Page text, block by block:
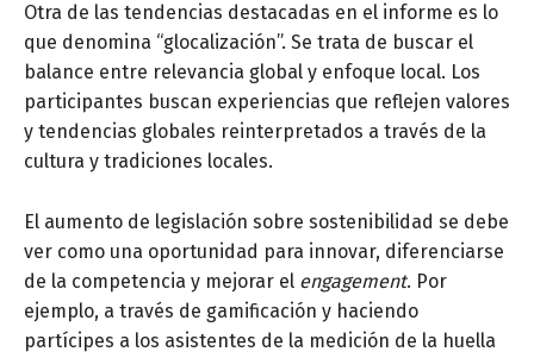
Otra de las tendencias destacadas en el informe es lo
que denomina “glocalización”. Se trata de buscar el
balance entre relevancia global y enfoque local. Los
participantes buscan experiencias que reflejen valores
y tendencias globales reinterpretados a través de la
cultura y tradiciones locales.
El aumento de legislación sobre sostenibilidad se debe
ver como una oportunidad para innovar, diferenciarse
de la competencia y mejorar el engagement. Por
ejemplo, a través de gamificación y haciendo
partícipes a los asistentes de la medición de la huella